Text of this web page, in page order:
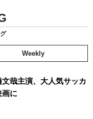
Weekly
文哉主演、大人気サッカ
画に